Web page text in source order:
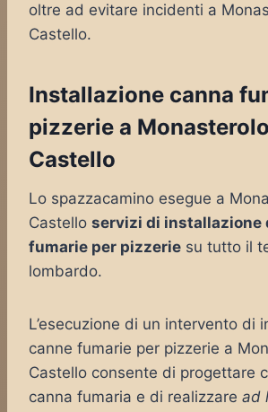
oltre ad evitare incidenti a
Castello.
Installazione canna
pizzerie a
Castello
Lo spazzacamino esegue a
Castello servizi di installazione
fumarie per pizzerie su tutto il
lombardo.
L’esecuzione di un intervento di
canne fumarie per pizzerie a
Castello consente di progettare
canna fumaria e di realizzare ad